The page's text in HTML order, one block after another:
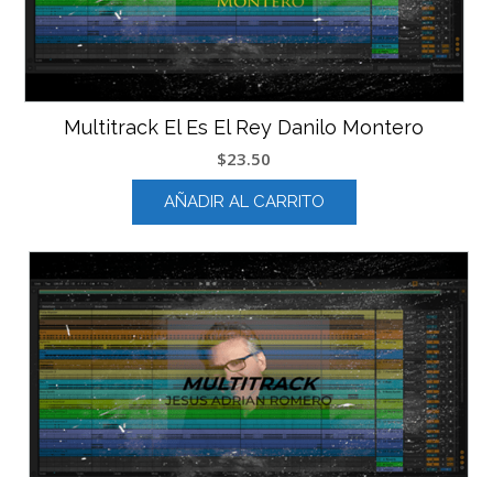
Multitrack El Es El Rey Danilo Montero
$23.50
AÑADIR AL CARRITO